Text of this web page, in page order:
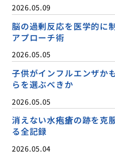
2026.05.09
脳の過剰反応を医学的に
アプローチ術
2026.05.05
子供がインフルエンザか
らを選ぶべきか
2026.05.05
消えない水疱瘡の跡を克
る全記録
2026.05.04